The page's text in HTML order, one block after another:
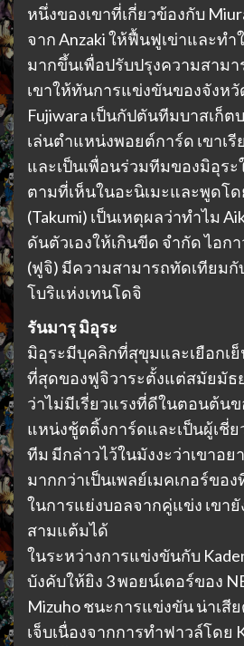
หนึ่งของเขาที่เกี่ยวข้องกับ
จาก Anzaki ให้ฟื้นฟูเข่าและท
มากขึ้นเพื่อปรับปรุงความสามา
เขาให้ทันการแข่งขันของจังหวั
Fujiwara เป็นกัปตันทีมบาสเก็ต
เล่นตำแหน่งพอยต์การ์ด เขาเ
และเป็นเพื่อนร่วมทีมของมิอุร
ตามที่เห็นในอะนิเมะและพูดโด
(Takumi) เป็นเหตุผลว่าทำไม
ดันตัวเองให้เกินขีด จำกัด ไอก
(ฟูจิ) มีความสามารถทัดเทียมกั
โบริแห่งเทนโดจิ
รันมารุ มิอุระ
มิอุระมีบุคลิกที่สุขุมและเยือกเย็
ที่สุดของฟูจิวาระตั้งแต่สมัยมัธ
ว่าไม่มีเรี่ยวแรงที่ดีในตอนต้นข
แหน่งชู้ตติ้งการ์ดและเป็นผู้เชี่
ทีม มีกล่าวไว้ในมังงะว่าเขาอ
มากกว่าเป็นเพลย์เมคเกอร์ขอ
ในการแย่งบอลจากคู่แข่ง เขา
สามแต้มได้
ในระหว่างการแข่งขันกับ
บังคับให้ยิง 3 พอยน์เตอร์ของ
Mizuho ชนะการแข่งขัน น่าเสี
เจ็บเนื่องจากการทำฟาวล์โดย